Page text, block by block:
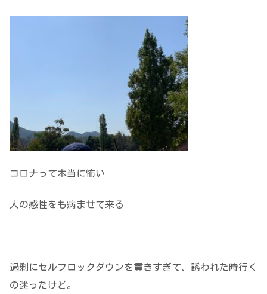
コロナって本当に怖い
人の感性をも病ませて来る
過剰にセルフロックダウンを貫きすぎて、誘われた時行く
の迷ったけど。